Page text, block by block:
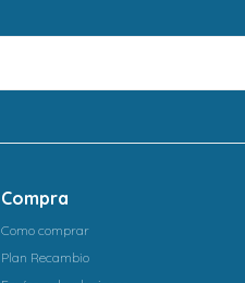
Compra
Como comprar
Plan Recambio